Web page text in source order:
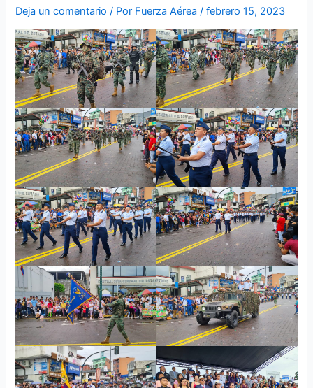
Deja un comentario / Por Fuerza Aérea/febrero 15, 2023